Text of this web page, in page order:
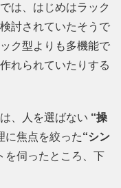
は、はじめはラック
討されていたそうで
ク型よりも多機能で
れられていたりする
、人を選ばない “操
に焦点を絞った“シン
を伺ったところ、下